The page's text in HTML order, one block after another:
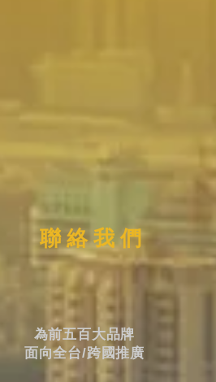
聯 絡 我 們
為前五百大品牌
面向全台/跨國推廣